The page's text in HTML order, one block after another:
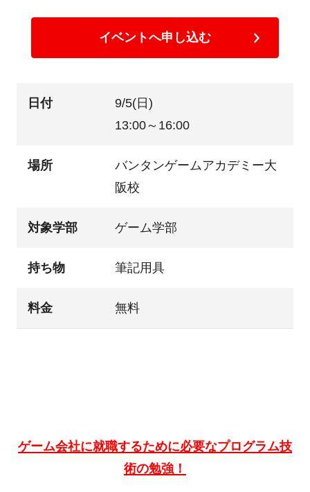
イベントへ申し込む
日付
9/5(日)
13:00～16:00
場所
バンタンゲームアカデミー大
阪校
対象学部 ゲーム学部
持ち物 筆記用具
料金 無料
ゲーム会社に就職するために必要なプログラム技
術の勉強！